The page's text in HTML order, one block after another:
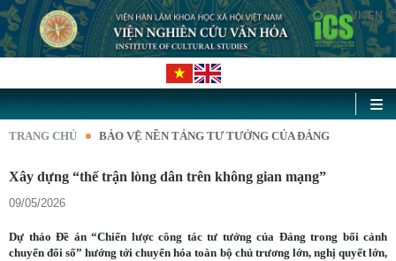
VI |EN
TRANG CHỦ BẢO VỆ NỀN TẢNG TƯ TƯỞNG CỦA ĐẢNG
Xây dựng “thế trận lòng dân trên không gian mạng”
09/05/2026
Dự thảo Đề án “Chiến lược công tác tư tưởng của Đảng trong bối cảnh
chuyển đổi số” hướng tới chuyển hóa toàn bộ chủ trương lớn, nghị quyết lớn,